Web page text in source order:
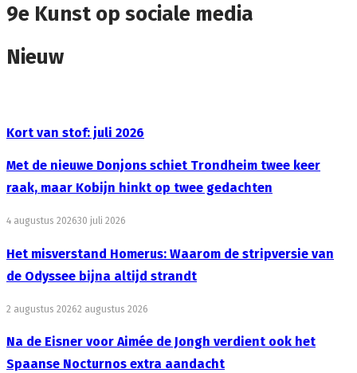
9e Kunst op sociale media
Nieuw
Kort van stof: juli 2026
Met de nieuwe Donjons schiet Trondheim twee keer
raak, maar Kobijn hinkt op twee gedachten
4 augustus 202630 juli 2026
Het misverstand Homerus: Waarom de stripversie van
de Odyssee bijna altijd strandt
2 augustus 20262 augustus 2026
Na de Eisner voor Aimée de Jongh verdient ook het
Spaanse Nocturnos extra aandacht